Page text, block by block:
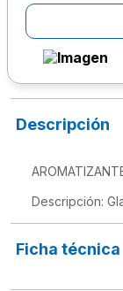
Descripción
Descripción:
Ficha técnica